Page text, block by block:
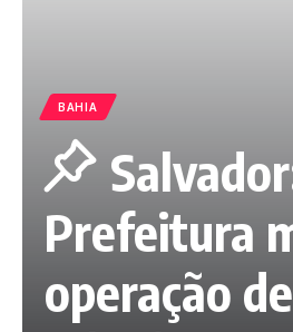
BAHIA
Prefeitura
operação de